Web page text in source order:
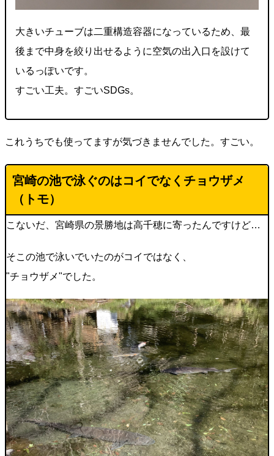
大きいチューブは二重構造容器になっているため、最
後まで中身を絞り出せるように空気の出入口を設けて
いるっぽいです。
すごい工夫。すごいSDGs。
これうちでも使ってますが気づきませんでした。すごい。
宮崎の池で泳ぐのはコイでなくチョウザメ
（ トモ）
こないだ、宮崎県の景勝地は高千穂に寄ったんですけど…
そこの池で泳いでいたのがコイではなく、
"チョウザメ"でした。